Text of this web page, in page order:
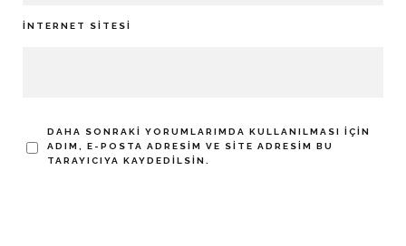
İNTERNET SITESI
DAHA SONRAKI YORUMLARIMDA KULLANILMASI IÇIN
ADIM, E-POSTA ADRESIM VE SITE ADRESIM BU
TARAYICIYA KAYDEDILSIN.